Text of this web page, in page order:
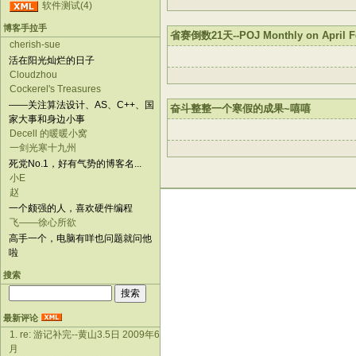
软件测试(4)
博客手拉手
cherish-sue
活在阳光灿烂的日子
Cloudzhou
Cockerel's Treasures
——关注算法设计、AS、C++、国
家大事和身边小事
Decell 的暖暖小窝
一剑光寒十九州
死党No.1，好有气势的博客名...
小E
赵
一个颇强的人，喜欢硬件编程
飞——徐心所欲
高手一个，电脑有咩也问题就问他
啦
搜索
最新评论
1. re: 游记补完--黄山3.5日 2009年6
月
省赛倒数21天--POJ Monthly on April
奋斗整整一个寒假的成果~嘻嘻